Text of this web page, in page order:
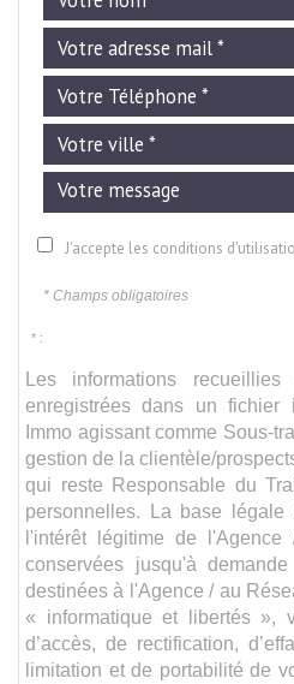
J'accepte les conditions
* Champs obligatoires
* :
Les informations
enregistrées dans un fichier
Immo agissant comme Sous-
gestion de la clientèle/
qui reste Responsable du
personnelles. La base
l'intérêt légitime de
conservées jusqu'à
destinées à l'Agence / au
« informatique et libertés »,
d’accès, de rectification,
limitation et de portabilité de